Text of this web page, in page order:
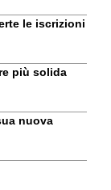
le iscrizioni
più solida
nuova